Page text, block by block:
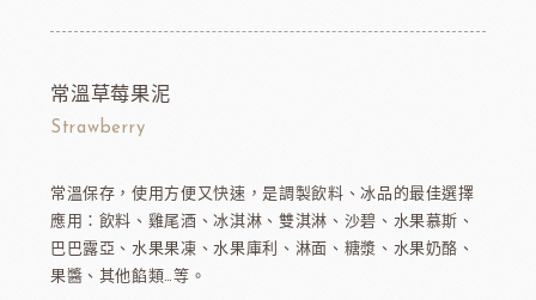
常溫草莓果泥
Strawberry
常溫保存，使用方便又快速，是調製飲料、冰品的最佳選擇
應用：飲料、雞尾酒、冰淇淋、雙淇淋、沙碧、水果慕斯、
巴巴露亞、水果果凍、水果庫利、淋面、糖漿、水果奶酪、
果醬、其他餡類…等。